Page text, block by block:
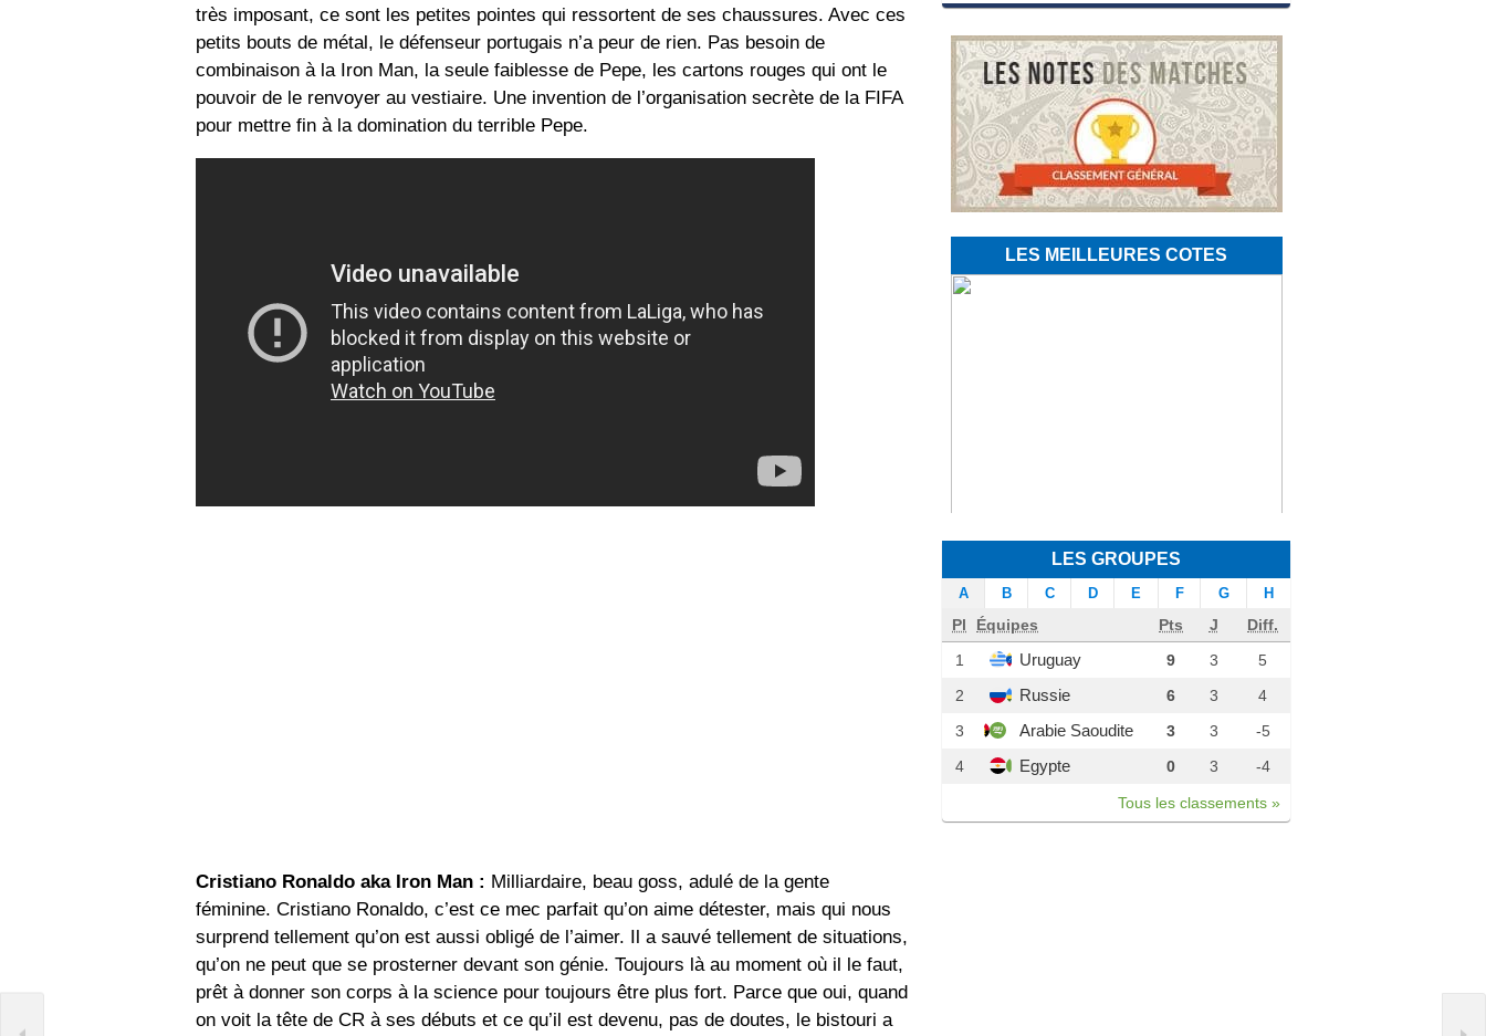
très imposant, ce sont les petites pointes qui ressortent de ses chaussures. Avec ces
petits bouts de métal, le défenseur portugais n’a peur de rien. Pas besoin de
combinaison à la Iron Man, la seule faiblesse de Pepe, les cartons rouges qui ont le
pouvoir de le renvoyer au vestiaire. Une invention de l’organisation secrète de la FIFA
pour mettre fin à la domination du terrible Pepe.
Cristiano Ronaldo aka Iron Man : Milliardaire, beau goss, adulé de la gente
féminine. Cristiano Ronaldo, c’est ce mec parfait qu’on aime détester, mais qui nous
surprend tellement qu’on est aussi obligé de l’aimer. Il a sauvé tellement de situations,
qu’on ne peut que se prosterner devant son génie. Toujours là au moment où il le faut,
prêt à donner son corps à la science pour toujours être plus fort. Parce que oui, quand
on voit la tête de CR à ses débuts et ce qu’il est devenu, pas de doutes, le bistouri a
LES MEILLEURES COTES
LES GROUPES
A B C D E F G H
Pl Équipes Pts J
Diff.
1
Uruguay 9 3
5
2
Russie 6 3
4
3
Arabie Saoudite 3 3
-5
4
Egypte 0 3 -4
Tous les classements »